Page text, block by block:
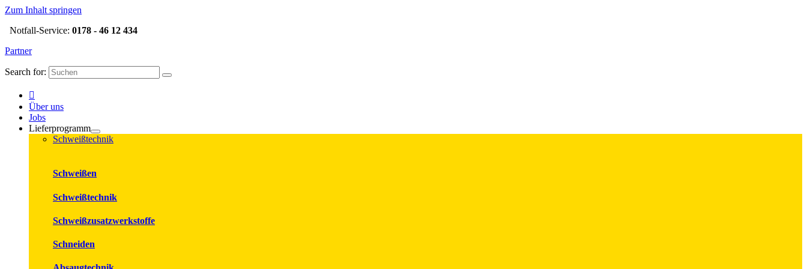
Zum Inhalt springen
Notfall-Service: 0178 - 46 12 434
Partner
Search for:
Über uns
Jobs
Lieferprogramm
Schweißtechnik
Schweißen
Schweißtechnik
Schweißzusatzwerkstoffe
Schneiden